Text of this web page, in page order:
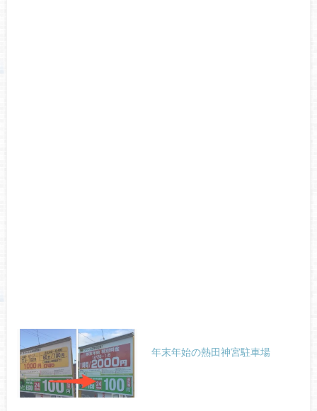
年末年始の熱田神宮駐車場